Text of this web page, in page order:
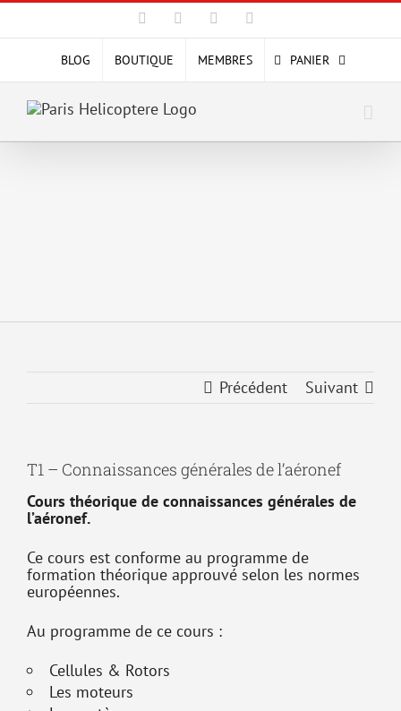
Passer
contenu
Facebook YouTube
BLOG BOUTIQUE MEMBRES PANIER
Précédent Suivant
T1 – Connaissances générales de l’aéronef
Cours théorique de connaissances générales de
l’aéronef.
Ce cours est conforme au programme de
formation théorique approuvé selon les normes
européennes.
Au programme de ce cours :
Cellules & Rotors
Les moteurs